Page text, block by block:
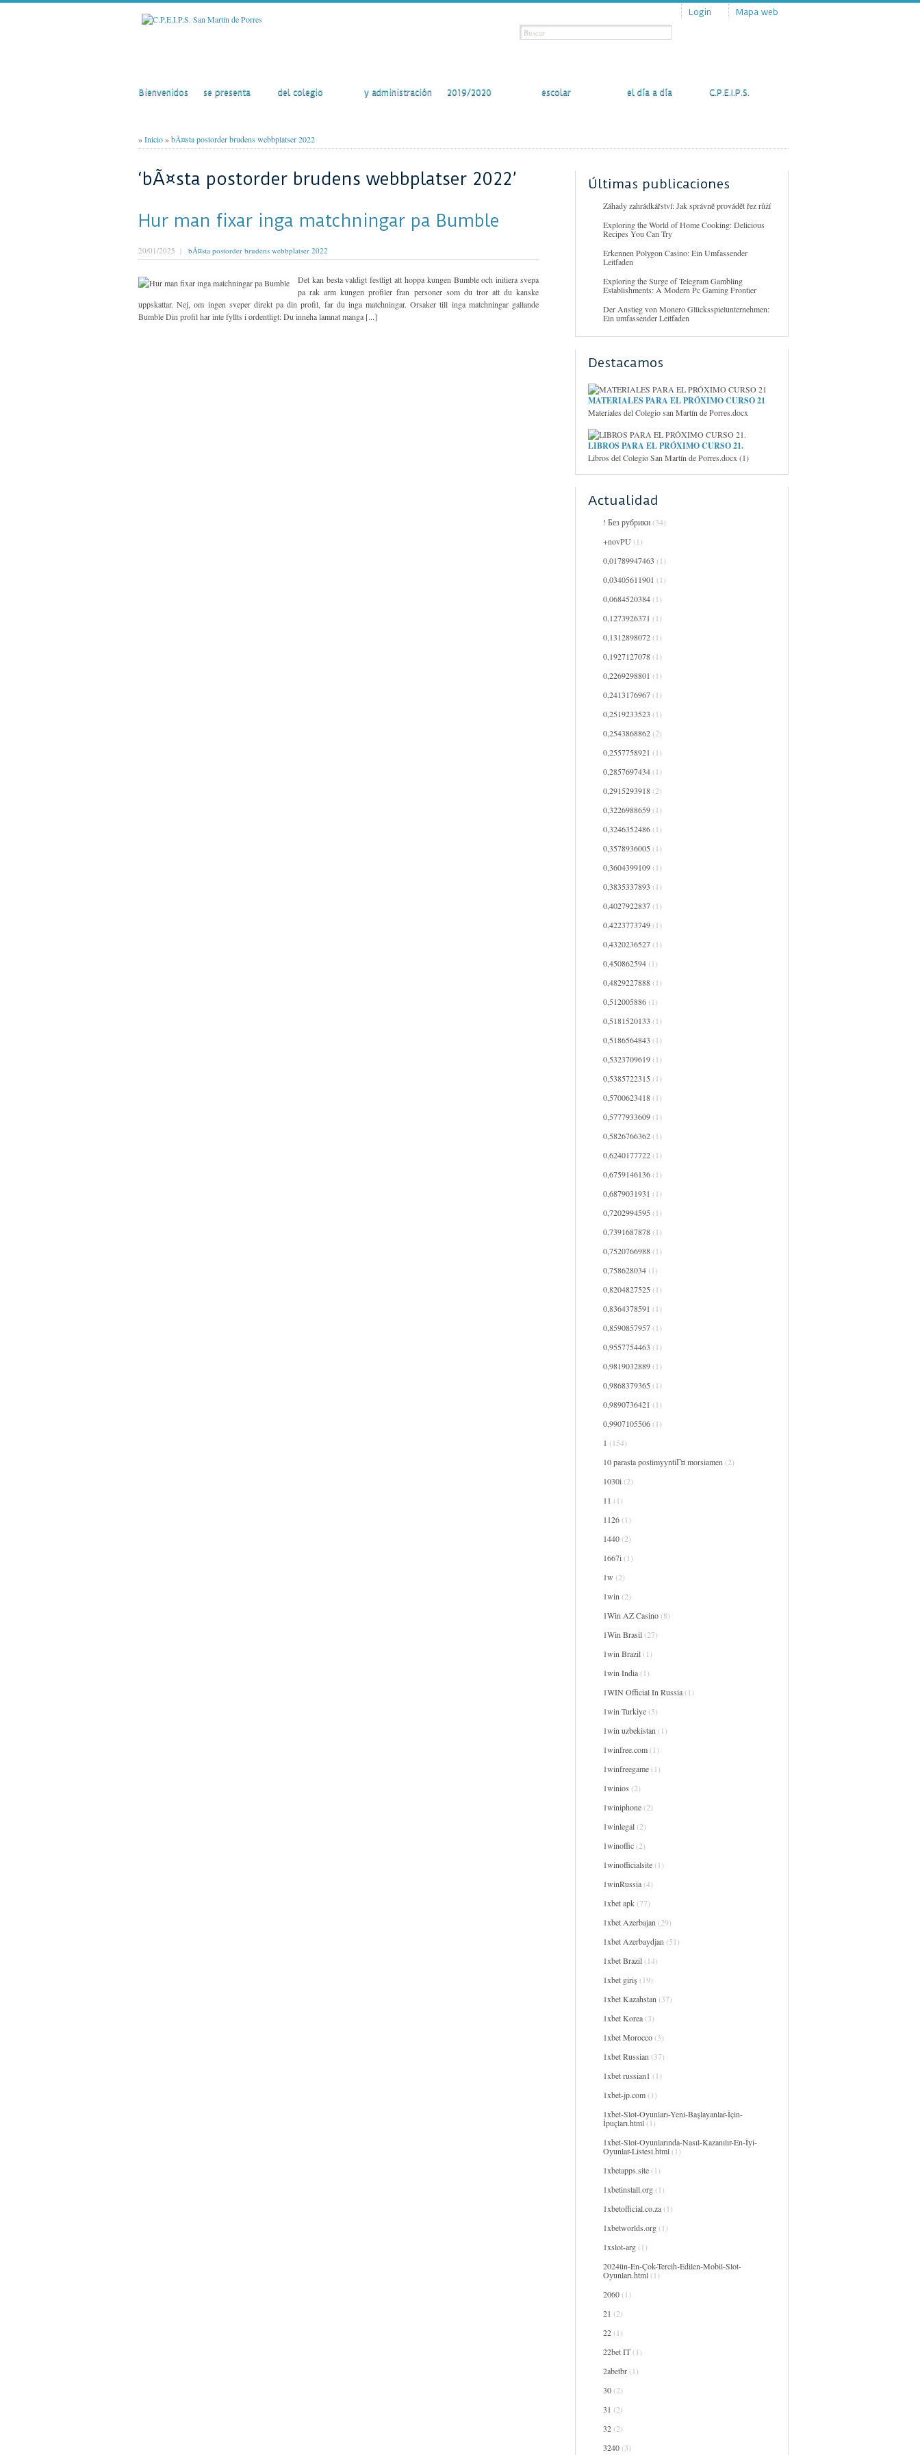
Login Mapa web
Bienvenidos se presenta del colegio y administración 2019/2020 escolar el día a día C.P.E.I.P.S.
»Inicio»bÃ¤sta postorder brudens webbplatser 2022
‘bÃ¤sta postorder brudens webbplatser 2022’
Hur man fixar inga matchningar pa Bumble
20/01/2025 | bÃ¤sta postorder brudens webbplatser 2022
Det kan besta valdigt festligt att hoppa kungen Bumble och initiera svepa
pa rak arm kungen profiler fran personer som du tror att du kanske
uppskattar. Nej, om ingen sveper direkt pa din profil, far du inga matchningar. Orsaker till inga matchningar gallande
Bumble Din profil har inte fyllts i ordentligt: Du inneha lamnat manga [...]
Últimas publicaciones
Záhady zahrádkářství: Jak správně provádět řez růží
Exploring the World of Home Cooking: Delicious
Recipes You Can Try
Erkennen Polygon Casino: Ein Umfassender
Leitfaden
Exploring the Surge of Telegram Gambling
Establishments: A Modern Pc Gaming Frontier
Der Anstieg von Monero Glücksspielunternehmen:
Ein umfassender Leitfaden
Destacamos
MATERIALES PARA EL PRÓXIMO CURSO 21
Materiales del Colegio san Martín de Porres.docx
LIBROS PARA EL PRÓXIMO CURSO 21.
Libros del Colegio San Martín de Porres.docx (1)
Actualidad
! Без рубрики(34)
+novPU (1)
0,01789947463 (1)
0,03405611901 (1)
0,0684520384(1)
0,1273926371 (1)
0,1312898072(1)
0,1927127078(1)
0,2269298801 (1)
0,2413176967(1)
0,2519233523 (1)
0,2543868862(2)
0,2557758921 (1)
0,2857697434(1)
0,2915293918(2)
0,3226988659(1)
0,3246352486(1)
0,3578936005 (1)
0,3604399109(1)
0,3835337893 (1)
0,4027922837(1)
0,4223773749(1)
0,4320236527(1)
0,450862594(1)
0,4829227888(1)
0,512005886(1)
0,5181520133 (1)
0,5186564843 (1)
0,5323709619(1)
0,5385722315 (1)
0,5700623418(1)
0,5777933609(1)
0,5826766362(1)
0,6240177722(1)
0,6759146136(1)
0,6879031931 (1)
0,7202994595 (1)
0,7391687878(1)
0,7520766988(1)
0,758628034(1)
0,8204827525 (1)
0,8364378591 (1)
0,8590857957(1)
0,9557754463 (1)
0,9819032889(1)
0,9868379365 (1)
0,9890736421 (1)
0,9907105506(1)
1 (154)
10 parasta postimyyntiГ¤ morsiamen (2)
1030i(2)
11 (1)
1126(1)
1440(2)
1667i(1)
1w (2)
1win (2)
1Win AZ Casino(8)
1Win Brasil(27)
1win Brazil(1)
1win India(1)
1WIN Official In Russia(1)
1win Turkiye(5)
1win uzbekistan (1)
1winfree.com(1)
1winfreegame(1)
1winios (2)
1winiphone(2)
1winlegal(2)
1winoffic(2)
1winofficialsite(1)
1winRussia(4)
1xbet apk(77)
1xbet Azerbajan (29)
1xbet Azerbaydjan (51)
1xbet Brazil(14)
1xbet giriş (19)
1xbet Kazahstan (37)
1xbet Korea(3)
1xbet Morocco(3)
1xbet Russian (37)
1xbet russian1 (1)
1xbet-jp.com(1)
1xbet-Slot-Oyunları-Yeni-Başlayanlar-İçin-
İpuçları.html(1)
1xbet-Slot-Oyunlarında-Nasıl-Kazanılır-En-İyi-
Oyunlar-Listesi.html(1)
1xbetapps.site(1)
1xbetinstall.org(1)
1xbetofficial.co.za(1)
1xbetworlds.org(1)
1xslot-arg(1)
2024ün-En-Çok-Tercih-Edilen-Mobil-Slot-
Oyunları.html(1)
2060(1)
21 (2)
22(1)
22bet IT(1)
2abetbr(1)
30(2)
31 (2)
32(2)
3240(3)